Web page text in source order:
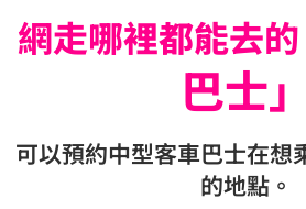
網走哪裡都能去的
巴士」
可以預約中型客車巴士在想
的地點。